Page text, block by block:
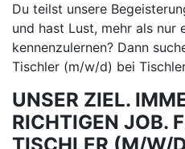
Du teilst unsere
und hast Lust, mehr als nur
kennenzulernen? Dann
Tischler (m/w/d) bei
UNSER ZIEL.
RICHTIGEN JOB.